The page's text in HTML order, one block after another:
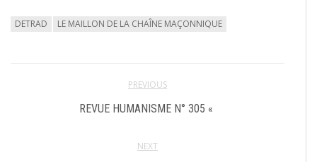
DETRAD LE MAILLON DE LA CHAÎNE MAÇONNIQUE
PREVIOUS
REVUE HUMANISME N° 305 «
NEXT